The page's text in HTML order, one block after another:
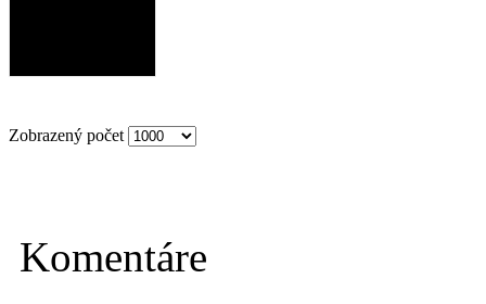
Zobrazený počet
Komentáre